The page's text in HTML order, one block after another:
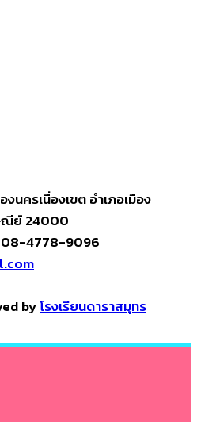
นครเนื่องเขต อำเภอเมือง
ณีย์ 24000
08-4778-9096
byโรงเรียนดาราสมุทร